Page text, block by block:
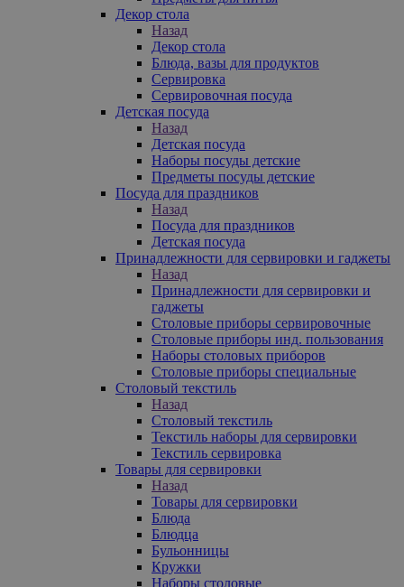
Декор стола
Назад
Декор стола
Блюда, вазы для продуктов
Сервировка
Сервировочная посуда
Детская посуда
Назад
Детская посуда
Наборы посуды детские
Предметы посуды детские
Посуда для праздников
Назад
Посуда для праздников
Детская посуда
Принадлежности для сервировки и гаджеты
Назад
Принадлежности для сервировки и
гаджеты
Столовые приборы сервировочные
Столовые приборы инд. пользования
Наборы столовых приборов
Столовые приборы специальные
Столовый текстиль
Назад
Столовый текстиль
Текстиль наборы для сервировки
Текстиль сервировка
Товары для сервировки
Назад
Товары для сервировки
Блюда
Блюдца
Бульонницы
Кружки
Наборы столовые